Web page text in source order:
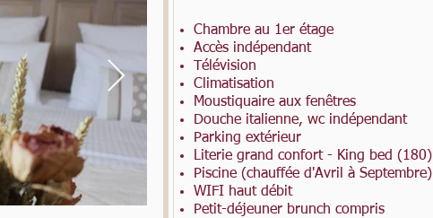
Chambre au 1er étage
Accès indépendant
Télévision
Climatisation
Moustiquaire aux fenêtres
Douche italienne, wc indépendant
Parking extérieur
Literie grand confort - King bed (180)
Piscine (chauffée d'Avril à Septembre)
WIFI haut débit
Petit-déjeuner brunch compris